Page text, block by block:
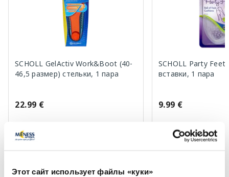
Этот сайт использует файлы «куки»
SCHOLL GelActiv Work&Boot (40-
46,5 размер) стельки, 1 пара
22.99 €
В корзину
SCHOLL Party Feet
вставки, 1 пара
9.99 €
В
Page 1 of 10